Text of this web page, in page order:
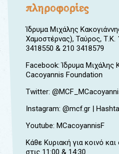
πληροφορίες
Ίδρυμα Μιχάλης
Χαμοστέρνας), Ταύρος, Τ.Κ.
3418550 & 210 3418579
Facebook: Ίδρυμα Μιχάλης
Cacoyannis Foundation
Twitter:
Instagram: @mcf.gr |
Youtube: MCacoyannisF
Κάθε Κυριακή για κοινό
στις 11:00 & 14:30